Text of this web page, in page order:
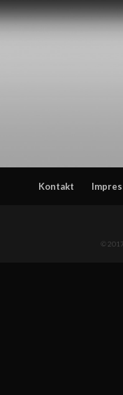
Kontakt
©